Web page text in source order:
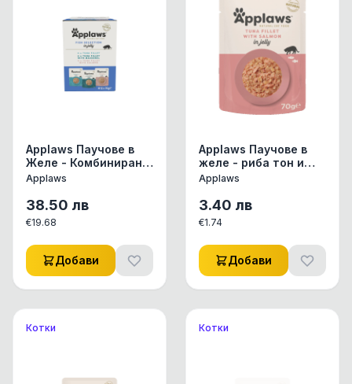
Applaws Паучове в
Желе - Комбинирани
Риба 12 бр. `
Applaws
38.50 лв
€19.68
Добави
Applaws Паучове в
желе - риба тон и
сьомга
Applaws
3.40 лв
€1.74
Добави
Котки Котки